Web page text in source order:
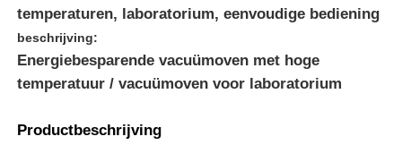
temperaturen, laboratorium, eenvoudige bediening
beschrijving:
Energiebesparende vacuümoven met hoge
temperatuur / vacuümoven voor laboratorium
Productbeschrijving